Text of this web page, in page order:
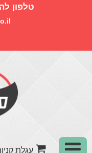
טלפון